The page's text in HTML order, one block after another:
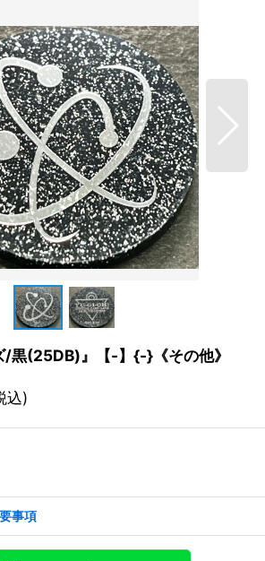
/黒(25DB)』【-】{-}《その他》
込)
事項